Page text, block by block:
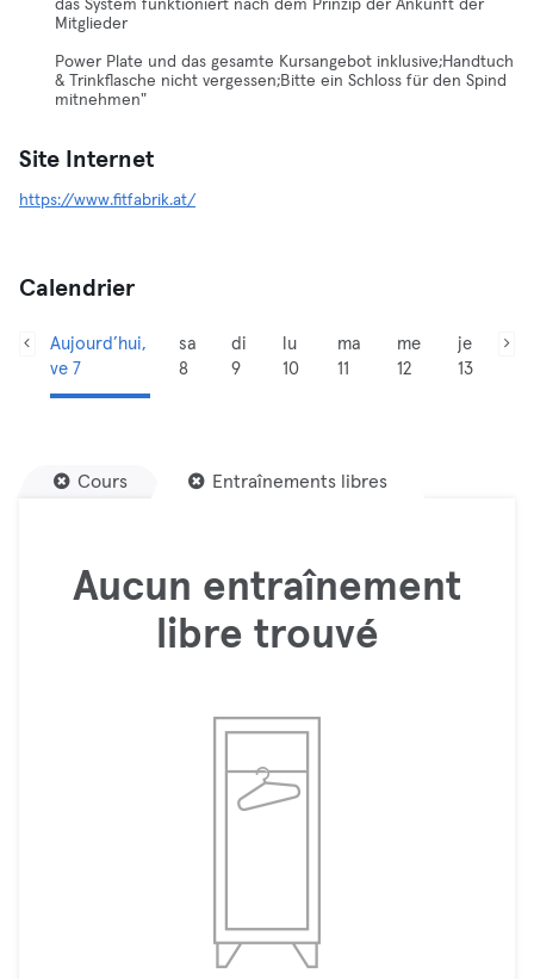
das System funktioniert nach dem Prinzip der Ankunft der
Mitglieder
Power Plate und das gesamte Kursangebot inklusive;Handtuch
& Trinkflasche nicht vergessen;Bitte ein Schloss für den Spind
mitnehmen"
Site Internet
https://www.fitfabrik.at/
Calendrier
Aujourd’hui,
ve 7
sa
8
di
9
lu
10
ma
11
me
12
je
13
Cours Entraînements libres
Aucun entraînement
libre trouvé